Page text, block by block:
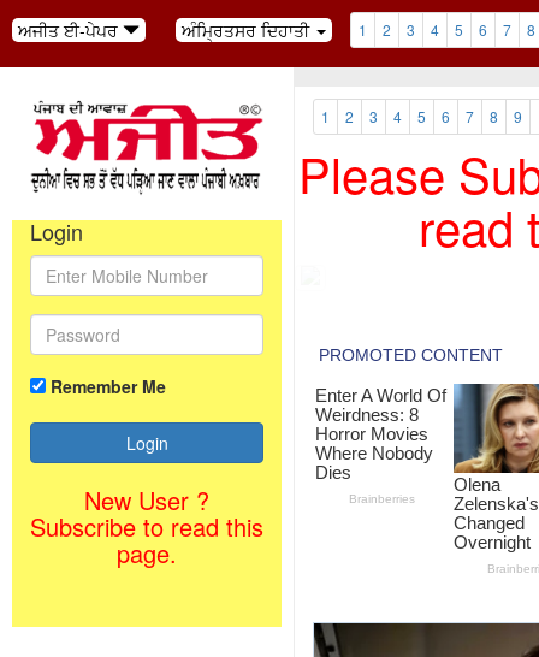
ਅਜੀਤ ਈ-ਪੇਪਰ ਅੰਮ੍ਰਿਤਸਰ ਦਿਹਾਤੀ 1 2 3 4 5 6 7 8
Login
Remember Me
New User ?
Subscribe to read this
page.
1 2 3 4 5 6 7 8 9
Please
read